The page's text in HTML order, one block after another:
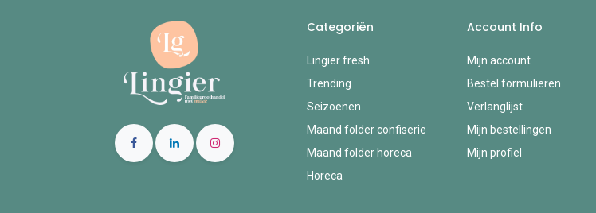
Categoriën
Lingier fresh
Trending
Seizoenen
Maand folder confiserie
Maand folder horeca
Horeca
Account Info
Mijn account
Bestel formulieren
Verlanglijst
Mijn bestellingen
Mijn profiel